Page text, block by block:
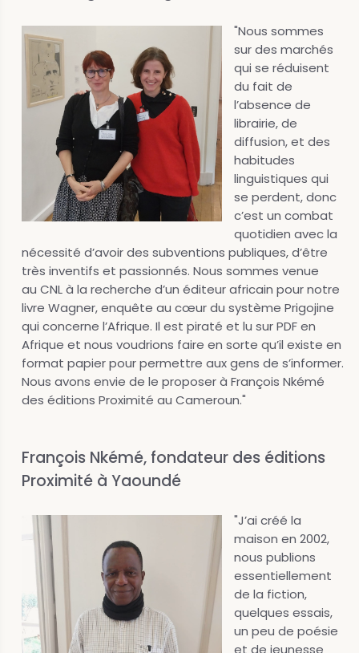
"Nous sommes
sur des marchés
qui se réduisent
du fait de
l’absence de
librairie, de
diffusion, et des
habitudes
linguistiques qui
se perdent, donc
c’est un combat
quotidien avec la
nécessité d’avoir des subventions publiques, d’être
très inventifs et passionnés. Nous sommes venue
au CNL à la recherche d’un éditeur africain pour notre
livre Wagner, enquête au cœur du système Prigojine
qui concerne l’Afrique. Il est piraté et lu sur PDF en
Afrique et nous voudrions faire en sorte qu’il existe en
format papier pour permettre aux gens de s’informer.
Nous avons envie de le proposer à François Nkémé
des éditions Proximité au Cameroun."
François Nkémé, fondateur des éditions
Proximité à Yaoundé
"J’ai créé la
maison en 2002,
nous publions
essentiellement
de la fiction,
quelques essais,
un peu de poésie
et de jeunesse